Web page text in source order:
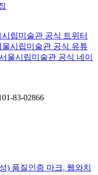
시립미술관 공식 트위터
울시립미술관 공식 유튜
울시립미술관 공식 네이
83-02866
) 품질인증 마크, 웹와치